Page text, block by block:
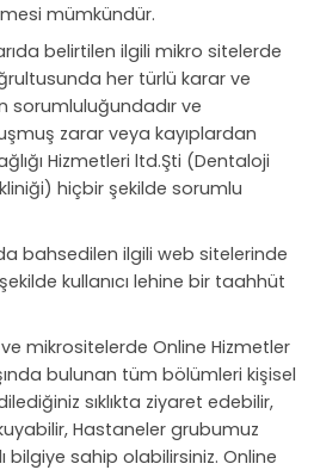
mümkündür.
belirtilen ilgili mikro sitelerde
her türlü karar ve
sorumluluğundadır ve
zarar veya kayıplardan
Hizmetleri ltd.Şti (Dentaloji
hiçbir şekilde sorumlu
bahsedilen ilgili web sitelerinde
kullanıcı lehine bir taahhüt
mikrositelerde Online Hizmetler
bulunan tüm bölümleri kişisel
sıklıkta ziyaret edebilir,
Hastaneler grubumuz
bilgiye sahip olabilirsiniz. Online